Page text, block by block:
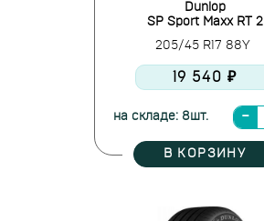
Dunlop
SP Sport Maxx RT 2
205/45 R17 88Y
19 540 ₽
на складе: 8шт.
В КОРЗИНУ